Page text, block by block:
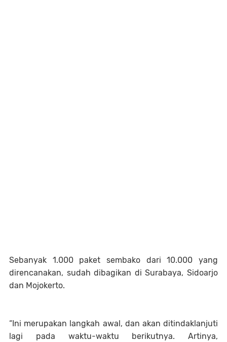
Sebanyak 1.000 paket sembako dari 10.000 yang
direncanakan, sudah dibagikan di Surabaya, Sidoarjo
dan Mojokerto.
“Ini merupakan langkah awal, dan akan ditindaklanjuti
lagi pada waktu-waktu berikutnya. Artinya,